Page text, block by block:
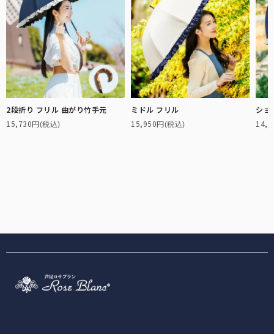
パゴダ
「仏塔」をモチーフにした小さめで可愛らしい印象のシルエット。
男性にもお使いいただきやすい大きなサイズとシンプルなデザイン。
サンバイザー
髪型を崩さずにお顔周りをしっかり遮光する、バイザータイプの遮光
帽子。
手袋
指先までカバーする特殊な縫製で実現した100%遮光手袋。
その他雑貨
アクセサリーや小物類などの便利な雑貨。
2段折り フリル 曲がり竹手元
15,730円(税込)
ミドル フリル
15,950円(税込)
ショ